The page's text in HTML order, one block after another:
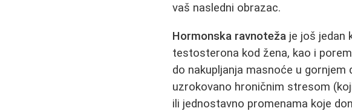
vaš nasledni obrazac.
Hormonska ravnoteža je još jedan
testosterona kod žena, kao i
do nakupljanja masnoće u
uzrokovano hroničnim stresom
ili jednostavno promenama koje